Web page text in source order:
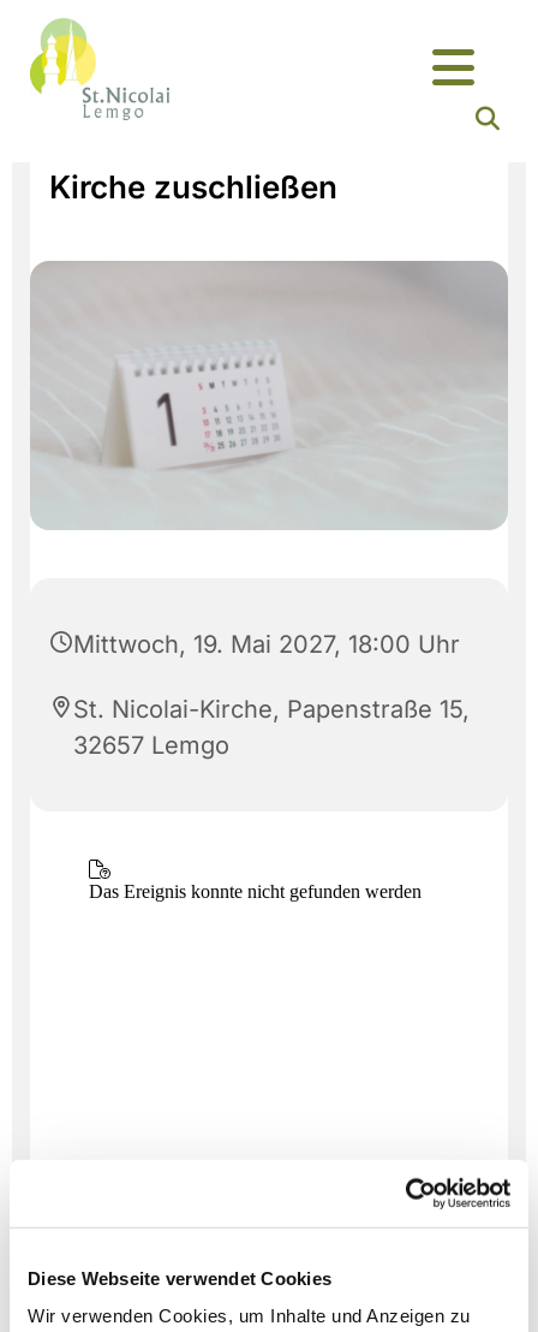
Diese Webseite verwendet Cookies
Wir verwenden Cookies, um Inhalte und Anzeigen zu
Kirche zuschließen
Mittwoch, 19. Mai 2027, 18:00 Uhr
St. Nicolai-Kirche, Papenstraße 15,
32657 Lemgo